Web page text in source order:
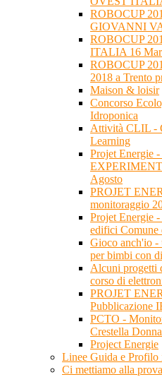
ROBOCUP
GIOVANNI
ROBOCUP
ITALIA 16
ROBOCUP
2018 a Trento
Maison & loisir
Concorso
Idroponica
Attività CLIL -
Learning
Projet Energie
Agosto
PROJET
monitoraggio
Projet Energie
edifici Comune
Gioco anch'io -
per bimbi con
Alcuni progetti
corso di
PROJET
Pubblicazione
PCTO -
Crestella
Project Energie
Linee Guida e Profilo
Ci mettiamo alla